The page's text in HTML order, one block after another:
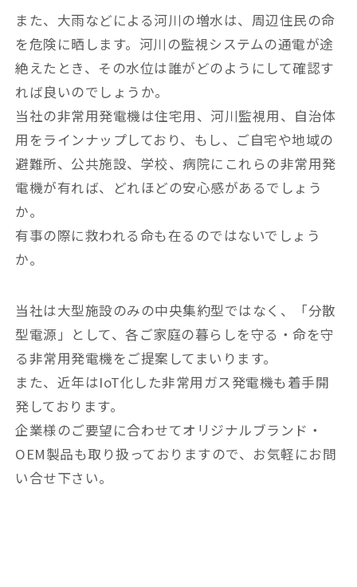
また、大雨などによる河川の増水は、周辺住民の命
を危険に晒します。河川の監視システムの通電が途
絶えたとき、その水位は誰がどのようにして確認す
れば良いのでしょうか。
当社の非常用発電機は住宅用、河川監視用、自治体
用をラインナップしており、もし、ご自宅や地域の
避難所、公共施設、学校、病院にこれらの非常用発
電機が有れば、どれほどの安心感があるでしょう
か。
有事の際に救われる命も在るのではないでしょう
か。
当社は大型施設のみの中央集約型ではなく、「分散
型電源」として、各ご家庭の暮らしを守る・命を守
る非常用発電機をご提案してまいります。
また、近年はIoT化した非常用ガス発電機も着手開
発しております。
企業様のご要望に合わせてオリジナルブランド・
OEM製品も取り扱っておりますので、お気軽にお問
い合せ下さい。